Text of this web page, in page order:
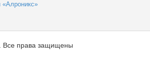
«Алроникс»
Все права защищены